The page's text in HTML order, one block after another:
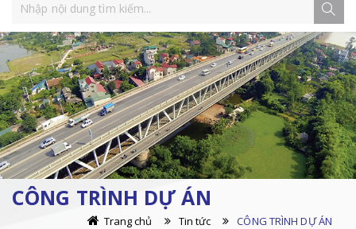
CÔNG TRÌNH DỰ ÁN
Trang chủ Tin tức CÔNG TRÌNH DỰ ÁN